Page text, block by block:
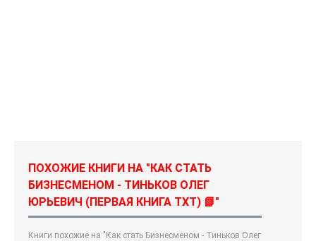
ПОХОЖИЕ КНИГИ НА "КАК СТАТЬ
БИЗНЕСМЕНОМ - ТИНЬКОВ ОЛЕГ
ЮРЬЕВИЧ (ПЕРВАЯ КНИГА TXT) 📗"
Книги похожие на "Как стать Бизнесменом - Тиньков Олег